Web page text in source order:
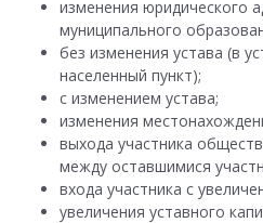
изменения юридического
муниципального
без изменения устава (в
населенный пункт);
с изменением устава;
изменения
выхода участника
между оставшимися
входа участника с
увеличения уставного